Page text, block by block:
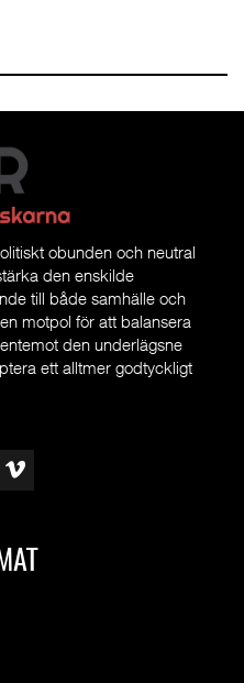
obunden och neutral
den enskilde
till både samhälle och
motpol för att balansera
den underlägsne
ett alltmer godtyckligt